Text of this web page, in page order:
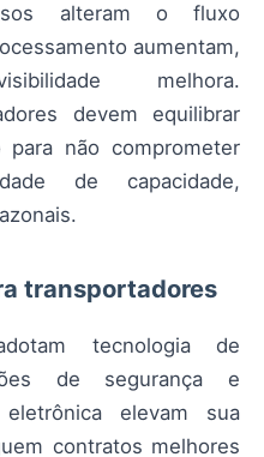
alteram o fluxo
aumentam,
melhora.
devem equilibrar
para não comprometer
de capacidade,
transportadores
tecnologia de
de segurança e
elevam sua
contratos melhores